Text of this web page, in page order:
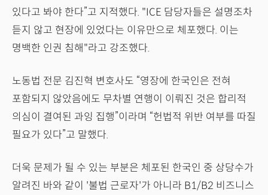
있다고 봐야 한다”고 지적했다. "ICE 담당자들은 설명조차
듣지 않고 현장에 있었다는 이유만으로 체포했다. 이는
명백한 인권 침해"라고 강조했다.
노동법 전문 김진혁 변호사도 “영장에 한국인은 전혀
포함되지 않았음에도 무차별 연행이 이뤄진 것은 합리적
의심이 결여된 과잉 집행”이라며 “헌법적 위반 여부를 따질
필요가 있다”고 말했다.
더욱 문제가 될 수 있는 부분은 체포된 한국인 중 상당수가
알려진 바와 같이 '불법 근로자'가 아니라 B1/B2 비즈니스